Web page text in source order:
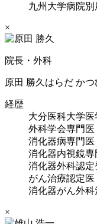
九州大学病院
×
院長・外科
原田 勝久 はらだ かつ
経歴
大分医科大学医
外科学会専門医
消化器病専門医
消化器内視鏡専
消化器外科認定
がん治療認定医
消化器がん外科
×